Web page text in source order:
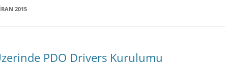
2015
PDO Drivers Kurulumu